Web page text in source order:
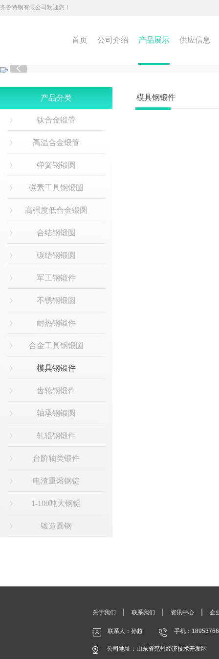
齐鲁特钢有限公司欢迎您！
首页 公司介绍 产品展示 供应信息

产品分类
钛合金锻管
高温合金锻管
弹簧钢锻圆
碳素工具钢锻圆
高强度低合金锻圆
合结钢锻圆
碳结钢锻圆
军工钢锻件
不锈钢锻圆
耐热钢锻件
合金工具钢锻圆
模具钢锻件
齿轮钢锻件
轴承钢锻圆
轧辊钢锻件
台阶轴类锻件
电渣重熔钢锭
1-100吨大钢锭
锻造圆钢
模具钢锻件
关于我们 联系我们 资讯中心 企
联系人：孙超 手机：
公司地址：山东省兖州经济技术开发区